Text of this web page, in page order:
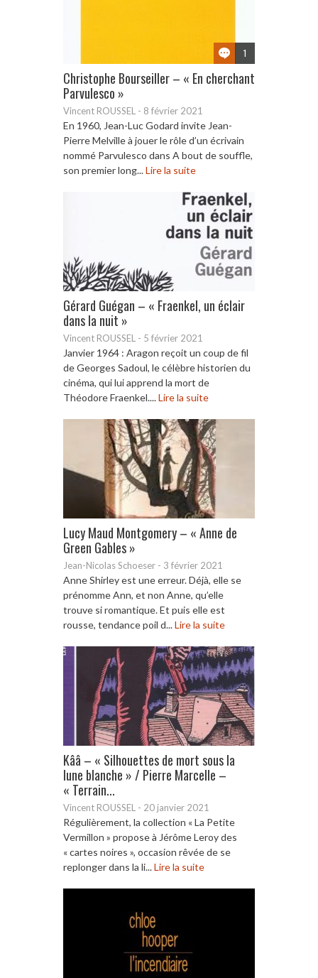
1
Christophe Bourseiller – « En cherchant
Parvulesco »
Vincent ROUSSEL - 8 février 2021
En 1960, Jean-Luc Godard invite Jean-
Pierre Melville à jouer le rôle d’un écrivain
nommé Parvulesco dans A bout de souffle,
son premier long...Lire la suite
Gérard Guégan – « Fraenkel, un éclair
dans la nuit »
Vincent ROUSSEL - 5 février 2021
Janvier 1964 : Aragon reçoit un coup de fil
de Georges Sadoul, le célèbre historien du
cinéma, qui lui apprend la mort de
Théodore Fraenkel....Lire la suite
Lucy Maud Montgomery – « Anne de
Green Gables »
Jean-Nicolas Schoeser - 3 février 2021
Anne Shirley est une erreur. Déjà, elle se
prénomme Ann, et non Anne, qu’elle
trouve si romantique. Et puis elle est
rousse, tendance poil d...Lire la suite
Kââ – « Silhouettes de mort sous la
lune blanche » / Pierre Marcelle –
« Terrain...
Vincent ROUSSEL - 20 janvier 2021
Régulièrement, la collection « La Petite
Vermillon » propose à Jérôme Leroy des
« cartes noires », occasion rêvée de se
replonger dans la li...Lire la suite